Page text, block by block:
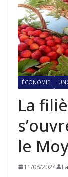
ÉCONOMIE
La
le
11/08/2024